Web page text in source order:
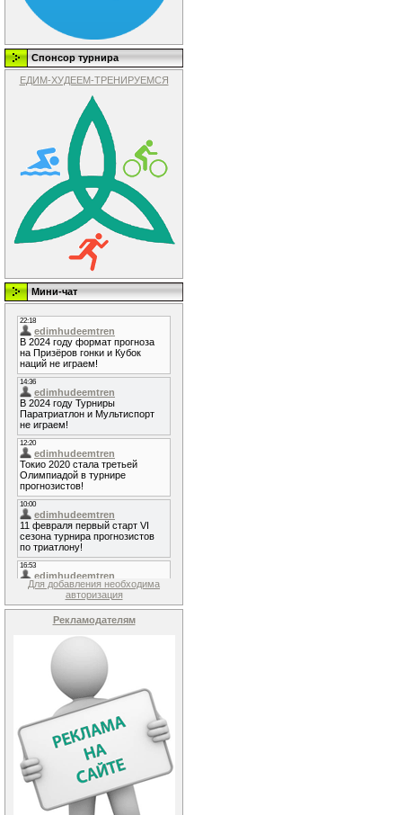
Спонсор турнира
ЕДИМ-ХУДЕЕМ-ТРЕНИРУЕМСЯ
Мини-чат
Для добавления необходима
авторизация
Рекламодателям